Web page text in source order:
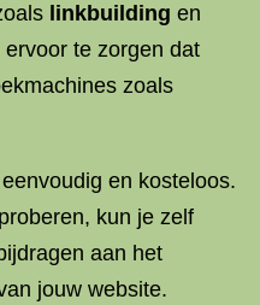
linkbuilding en
te zorgen dat
zoals
en kosteloos.
kun je zelf
aan het
jouw website.